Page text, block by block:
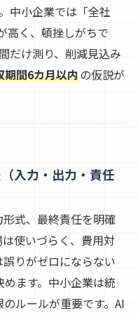
中小企業では「全社
高く、頓挫しがちで
だけ測り、削減見込み
期間6カ月以内の仮説が
入力・出力・責任
式、最終責任を明確
使いづらく、費用対
りがゼロにならない
ます。中小企業は統
ルールが重要です。AI